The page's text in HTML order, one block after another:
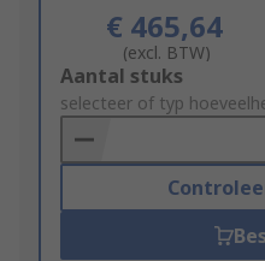
€ 465,64
(excl. BTW)
Add
to
Basket
Aantal stuks
selecteer of typ